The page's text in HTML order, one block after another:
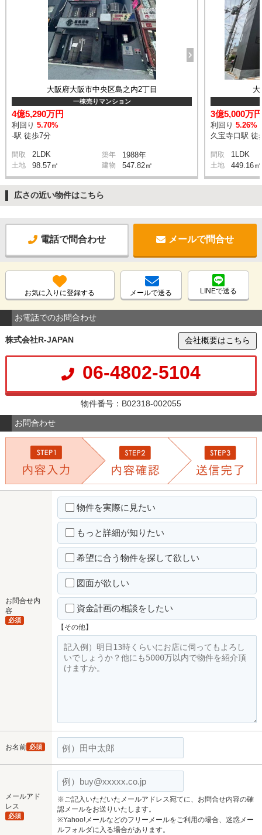
大阪府大阪市中央区島之内2丁目
一棟売りマンション
4億5,290万円
利回り5.70%
-駅 徒歩7分
間取 2LDK 築年 1988年
土地 98.57㎡ 建物 547.82㎡
3億5,000万円
利回り 5.26%
久宝寺口駅 徒
間取 1LDK
土地 449.16㎡
広さの近い物件はこちら
電話で問合わせ メールで問合せ
お気に入りに登録する メールで送る LINEで送る
お電話でのお問合わせ
株式会社R-JAPAN 会社概要はこちら
06-4802-5104
物件番号：B02318-002055
お問合わせ
お問合せ内
容
必須
物件を実際に見たい
もっと詳細が知りたい
希望に合う物件を探して欲しい
図面が欲しい
資金計画の相談をしたい
【その他】
お名前 必須
メールアド
レス
必須
※ご記入いただいたメールアドレス宛てに、お問合せ内容の確
認メールをお送りいたします。
※Yahoo!メールなどのフリーメールをご利用の場合、迷惑メー
ルフォルダに入る場合があります。